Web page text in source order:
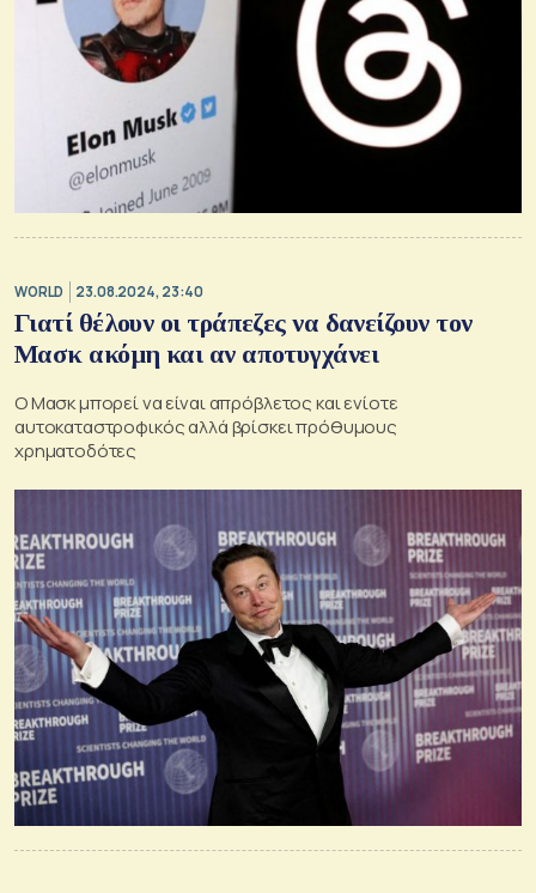
WORLD 23.08.2024, 23:40
Γιατί θέλουν οι τράπεζες να δανείζουν τον
Μασκ ακόμη και αν αποτυγχάνει
Ο Μασκ μπορεί να είναι απρόβλετος και ενίοτε
αυτοκαταστροφικός αλλά βρίσκει πρόθυμους
χρηματοδότες